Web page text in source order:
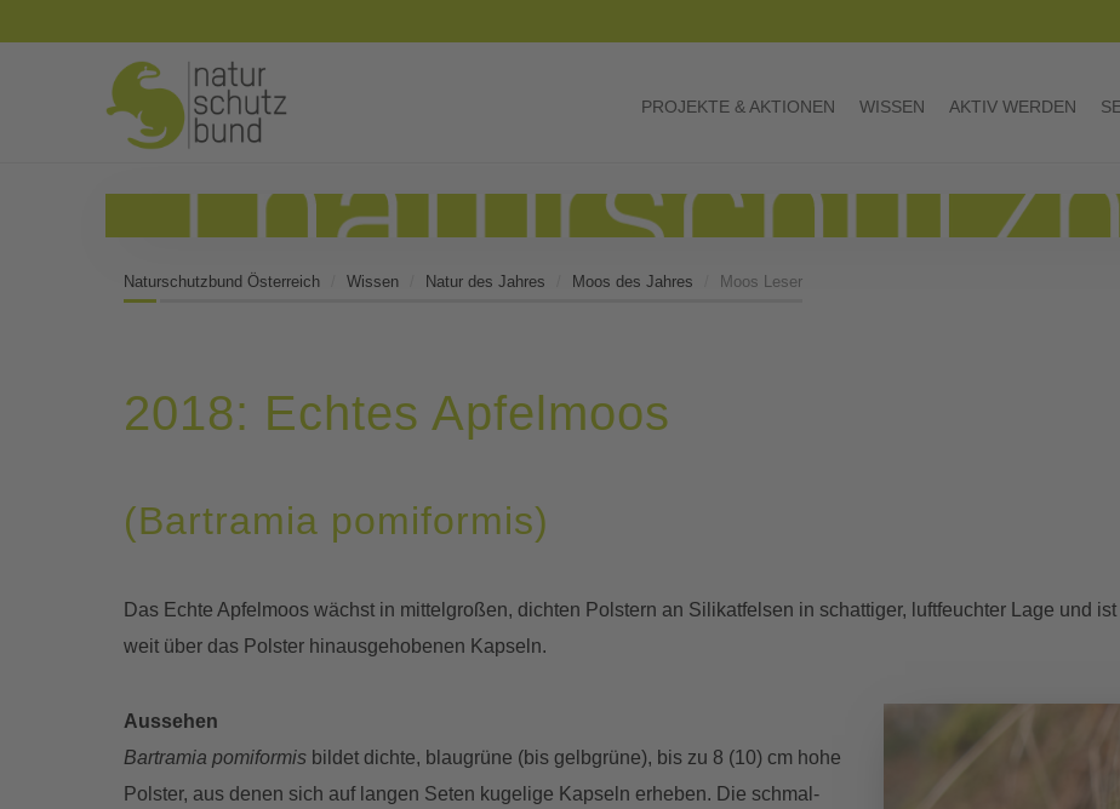
PROJEKTE & AKTIONEN WISSEN AKTIV WERDEN
Naturschutzbund Österreich Wissen Natur des Jahres Moos des Jahres Moos Leser
2018: Echtes Apfelmoos
(Bartramia pomiformis)
Das Echte Apfelmoos wächst in mittelgroßen, dichten Polstern an Silikatfelsen in schattiger, luftfeuchter Lage und
weit über das Polster hinausgehobenen Kapseln.
Aussehen
Bartramia pomiformis bildet dichte, blaugrüne (bis gelbgrüne), bis zu 8 (10) cm hohe
Polster, aus denen sich auf langen Seten kugelige Kapseln erheben. Die schmal-